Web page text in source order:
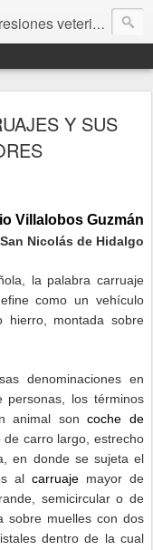
publicación en linea de la biblioteca de la Facultad de Veterinaria y Zootecnia de la UNAM
Y SUS
Villalobos Guzmán
Nicolás de Hidalgo
la palabra carruaje
como un vehículo
hierro, montada sobre
denominaciones en
personas, los términos
animal soncoche de
de carro largo, estrecho
en donde se sujeta el
alcarruaje mayor de
semicircular o de
sobre muelles con dos
dentro de la cual